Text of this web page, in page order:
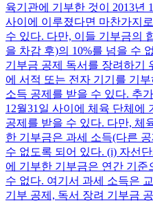
육기관에 기부한 것이 2013년
사이에 이루졌다면 마찬가지
수 있다. 다만, 이들 기부금의
을 차감 후)의 10%를 넘을 수
기부금 공제 독서를 장려하기
에 서적 또는 전자 기기를 기
소득 공제를 받을 수 있다. 추
12월31일 사이에 체육 단체에
공제를 받을 수 있다. 다만, 체
한 기부금은 과세 소득(다른
수 없도록 되어 있다. (i) 자선
에 기부한 기부금은 연간 기준
수 없다. 여기서 과세 소득은
기부 공제, 독서 장려 기부금